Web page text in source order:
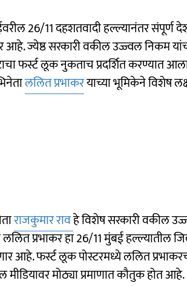
26/11 दहशतवादी हल्ल्यानंतर संपूर्ण
ज्येष्ठ सरकारी वकील उज्ज्वल निकम
फर्स्ट लूक नुकताच प्रदर्शित करण्यात
ललित प्रभाकरयाच्या भूमिकेने विशेष
राजकुमार रावहे विशेष सरकारी वकील
प्रभाकर हा 26/11 मुंबई
आहे. फर्स्ट लूक पोस्टरमध्ये ललित
मोठ्या प्रमाणात कौतुक होत आहे.